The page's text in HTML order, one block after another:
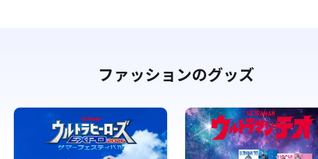
ファッションのグッズ